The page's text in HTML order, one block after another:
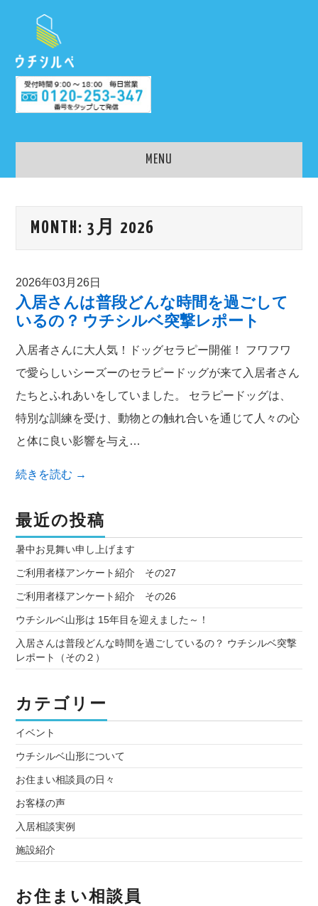
MENU
チシルベ
MONTH:3月 2026
2026年03月26日
入居さんは普段どんな時間を過ごして
いるの？ ウチシルベ突撃レポート
入居者さんに大人気！ドッグセラピー開催！ フワフワ
で愛らしいシーズーのセラピードッグが来て入居者さん
たちとふれあいをしていました。 セラピードッグは、
特別な訓練を受け、動物との触れ合いを通じて人々の心
と体に良い影響を与え…
続きを読む →
最近の投稿
暑中お見舞い申し上げます
ご利用者様アンケート紹介 その27
ご利用者様アンケート紹介 その26
ウチシルベ山形は 15年目を迎えました～！
入居さんは普段どんな時間を過ごしているの？ ウチシルベ突撃
レポート（その２）
カテゴリー
イベント
ウチシルベ山形について
お住まい相談員の日々
お客様の声
入居相談実例
施設紹介
お住まい相談員